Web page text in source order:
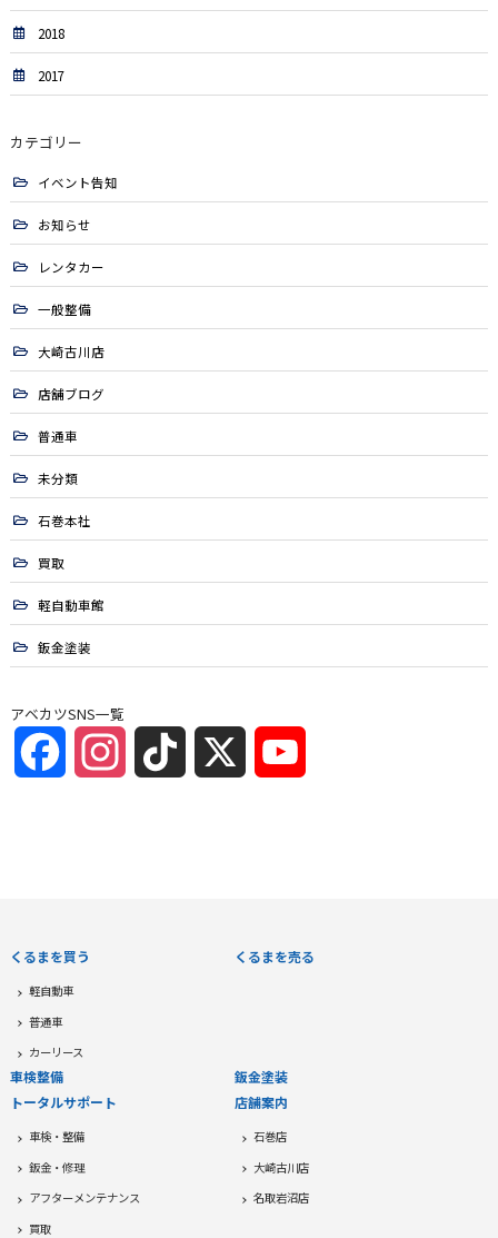
2018
2017
カテゴリー
イベント告知
お知らせ
レンタカー
一般整備
大崎古川店
店舗ブログ
普通車
未分類
石巻本社
買取
軽自動車館
鈑金塗装
アベカツSNS一覧
FacebookInstagramTikTok
くるまを買う
軽自動車
普通車
カーリース
くるまを売る
車検整備
鈑金塗装
トータルサポート
車検・整備
鈑金・修理
アフターメンテナンス
買取
店舗案内
石巻店
大崎古川店
名取岩沼店